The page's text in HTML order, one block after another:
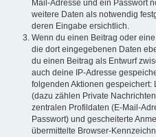
Mail-Adresse und ein Passwort
weitere Daten als notwendig
deren Eingabe ersichtlich.
Wenn du einen Beitrag oder
die dort eingegebenen Daten
du einen Beitrag als Entwurf
auch deine IP-Adresse
folgenden Aktionen gespeichert:
(dazu zählen Private
zentralen Profildaten (E-Mail-
Passwort) und gescheiterte
übermittelte Browser-